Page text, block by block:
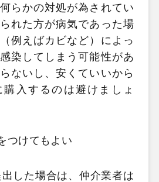
らかの対処が為されてい
れた方が病気であった場
例えばカビなど）によっ
染してしまう可能性があ
ないし、安くていいから
購入するのは避けましょ
つけてもよい
した場合は、仲介業者は